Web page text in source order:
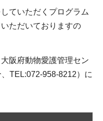
ていただくプログラム
ただいておりますの
阪府動物愛護管理セン
TEL:072-958-8212）に